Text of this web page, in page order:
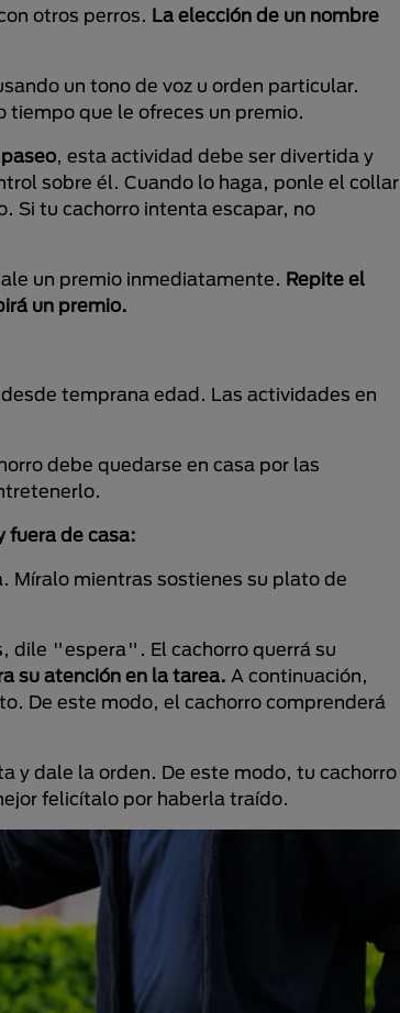
otros perros. La elección de un nombre
un tono de voz u orden particular.
tiempo que le ofreces un premio.
, esta actividad debe ser divertida y
sobre él. Cuando lo haga, ponle el collar
Si tu cachorro intenta escapar, no
un premio inmediatamente. Repite el
un premio.
temprana edad. Las actividades en
debe quedarse en casa por las
fuera de casa:
Míralo mientras sostienes su plato de
dile "espera". El cachorro querrá su
su atención en la tarea. A continuación,
De este modo, el cachorro comprenderá
y dale la orden. De este modo, tu cachorro
felicítalo por haberla traído.